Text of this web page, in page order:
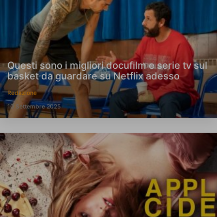
Questi sono i migliori docufilm e serie tv sul
basket da guardare su Netflix adesso
Redazione
10 Settembre 2025